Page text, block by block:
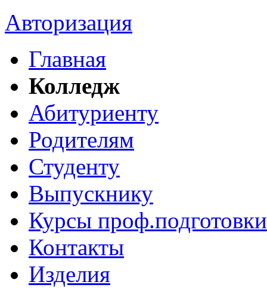
Авторизация
Главная
Колледж
Абитуриенту
Родителям
Студенту
Выпускнику
Курсы проф.подготовки
Контакты
Изделия